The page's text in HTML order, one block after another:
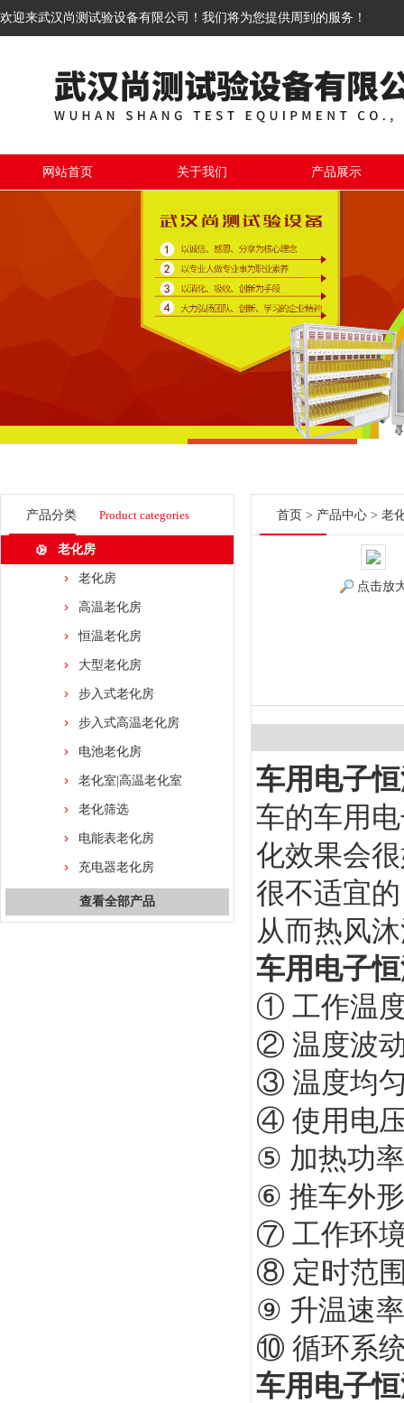
欢迎来武汉尚测试验设备有限公司！我们将为您提供周到的服务！
网站首页 关于我们 产品展示
产品分类 Product categories
老化房
老化房
高温老化房
恒温老化房
大型老化房
步入式老化房
步入式高温老化房
电池老化房
老化室|高温老化室
老化筛选
电能表老化房
充电器老化房
查看全部产品
首页 > 产品中心 > 老
点击放
车用电子
车的车用
化效果会
很不适宜
从而热风
车用电子
① 工作温
② 温度波
③ 温度均
④ 使用电
⑤ 加热功
⑥ 推车外
⑦ 工作环
⑧ 定时范围
⑨ 升温速
⑩ 循环系
车用电子